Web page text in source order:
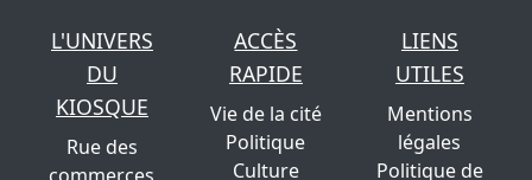
L'UNIVERS
DU
KIOSQUE
Rue des
commerces
ACCÈS
RAPIDE
Vie de la cité
Politique
Culture
LIENS
UTILES
Mentions
légales
Politique de